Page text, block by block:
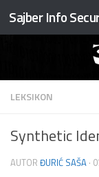
Preskočite na
Sajber Info
LEKSIKON
Synthetic
AUTOR ĐURIĆ SAŠA ·